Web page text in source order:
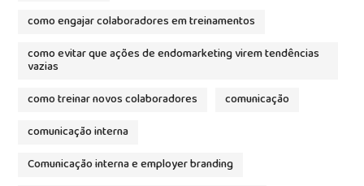
como engajar colaboradores em treinamentos
como evitar que ações de endomarketing virem tendências
vazias
como treinar novos colaboradores
comunicação
comunicação interna
Comunicação interna e employer branding